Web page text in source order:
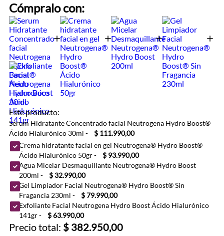
Cómpralo con:
Este producto:
Serum Hidratante Concentrado facial Neutrogena Hydro Boost®
Ácido Hialurónico 30ml -
$ 111.990,00
Crema hidratante facial en gel Neutrogena® Hydro Boost®
Ácido Hialurónico 50gr-
$ 93.990,00
Agua Micelar Desmaquillante Neutrogena® Hydro Boost
200ml -
$ 32.990,00
Gel Limpiador Facial Neutrogena® Hydro Boost® Sin
Fragancia 230ml -
$ 79.990,00
Exfoliante Facial Neutrogena Hydro Boost Ácido Hialurónico
141gr- $ 63.990,00
Precio total: $ 382.950,00